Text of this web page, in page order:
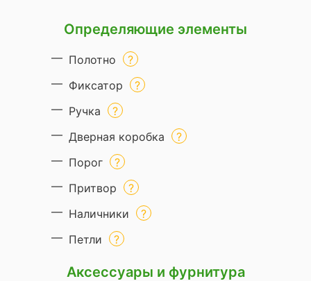
Определяющие элементы
Полотно
Фиксатор
Ручка
Дверная коробка
Порог
Притвор
Наличники
Петли
Аксессуары и фурнитура